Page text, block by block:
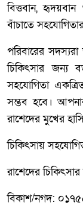
বিত্তবান, হৃদয়বান
বাঁচাতে
পরিবারের
চিকিৎসার জন্য
সহযোগিতা
সম্ভব হবে।
রাশেদের মুখের
চিকিৎসায়
রাশেদের
বিকাশ/নগদ: